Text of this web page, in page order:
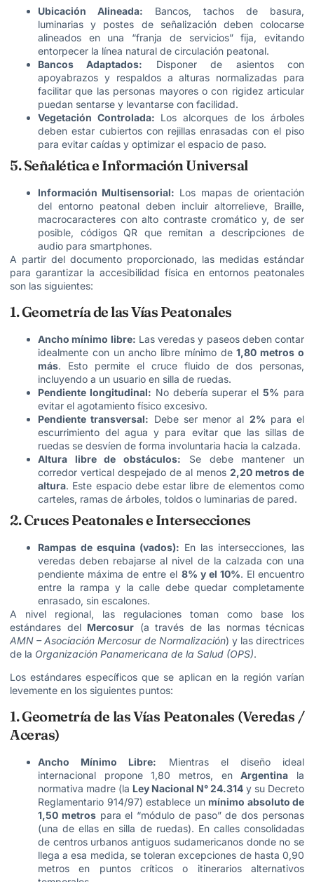
Ubicación Alineada: Bancos, tachos de basura,
luminarias y postes de señalización deben colocarse
alineados en una “franja de servicios” fija, evitando
entorpecer la línea natural de circulación peatonal.
Bancos Adaptados: Disponer de asientos con
apoyabrazos y respaldos a alturas normalizadas para
facilitar que las personas mayores o con rigidez articular
puedan sentarse y levantarse con facilidad.
Vegetación Controlada: Los alcorques de los árboles
deben estar cubiertos con rejillas enrasadas con el piso
para evitar caídas y optimizar el espacio de paso.
5. Señalética e Información Universal
Información Multisensorial: Los mapas de orientación
del entorno peatonal deben incluir altorrelieve, Braille,
macrocaracteres con alto contraste cromático y, de ser
posible, códigos QR que remitan a descripciones de
audio para smartphones.
A partir del documento proporcionado, las medidas estándar
para garantizar la accesibilidad física en entornos peatonales
son las siguientes:
1. Geometría de las Vías Peatonales
Ancho mínimo libre: Las veredas y paseos deben contar
idealmente con un ancho libre mínimo de1,80 metros o
más. Esto permite el cruce fluido de dos personas,
incluyendo a un usuario en silla de ruedas.
Pendiente longitudinal: No debería superar el5% para
evitar el agotamiento físico excesivo.
Pendiente transversal: Debe ser menor al 2% para el
escurrimiento del agua y para evitar que las sillas de
ruedas se desvíen de forma involuntaria hacia la calzada.
Altura libre de obstáculos: Se debe mantener un
corredor vertical despejado de al menos 2,20 metros de
altura. Este espacio debe estar libre de elementos como
carteles, ramas de árboles, toldos o luminarias de pared.
2. Cruces Peatonales e Intersecciones
Rampas de esquina (vados): En las intersecciones, las
veredas deben rebajarse al nivel de la calzada con una
pendiente máxima de entre el 8% y el 10%. El encuentro
entre la rampa y la calle debe quedar completamente
enrasado, sin escalones.
A nivel regional, las regulaciones toman como base los
estándares del Mercosur (a través de las normas técnicas
AMN – Asociación Mercosur de Normalización) y las directrices
de la Organización Panamericana de la Salud (OPS).
Los estándares específicos que se aplican en la región varían
levemente en los siguientes puntos:
1. Geometría de las Vías Peatonales (Veredas /
Aceras)
Ancho Mínimo Libre: Mientras el diseño ideal
internacional propone 1,80 metros, enArgentina la
normativa madre (la Ley Nacional N° 24.314 y su Decreto
Reglamentario 914/97) establece un mínimo absoluto de
1,50 metrospara el “módulo de paso” de dos personas
(una de ellas en silla de ruedas). En calles consolidadas
de centros urbanos antiguos sudamericanos donde no se
llega a esa medida, se toleran excepciones de hasta 0,90
metros en puntos críticos o itinerarios alternativos